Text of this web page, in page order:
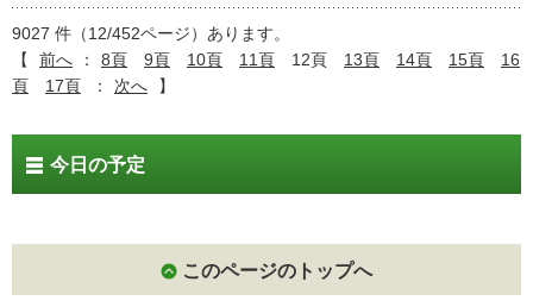
9027 件（12/452ページ）あります。
【
前へ ： 8頁 9頁 10頁 11頁 12頁 13頁 14頁 15頁
16
頁
17頁 ： 次へ 】
今日の予定
このページのトップへ